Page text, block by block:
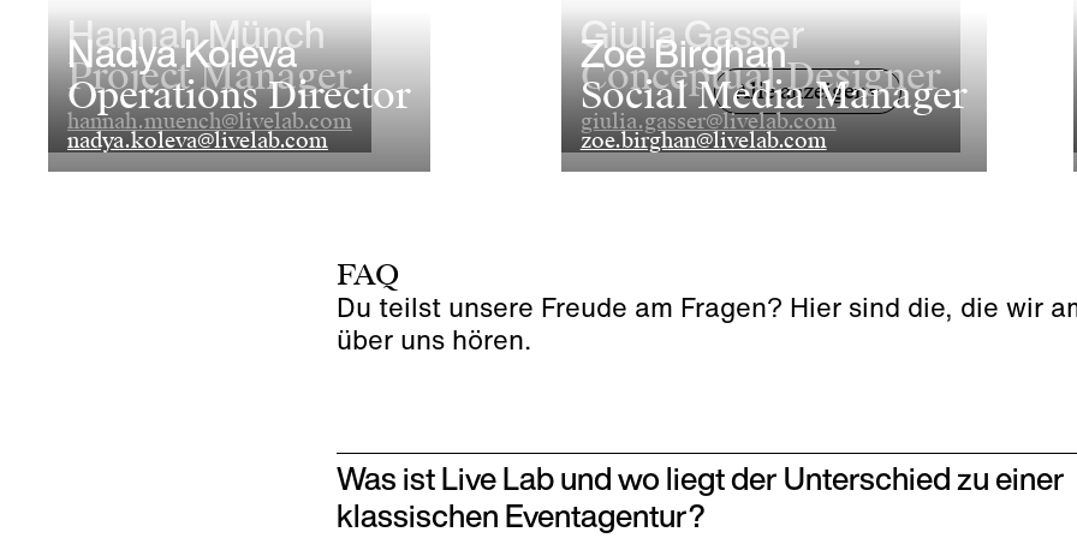
Hannah Münch
Project Manager
hannah.muench@livelab.com
Giulia Gasser
Conceptual Designer
giulia.gasser@livelab.com
Nadya Koleva
Operations Director
nadya.koleva@livelab.com
Zoe Birghan
Social Media Manager
zoe.birghan@livelab.com
Alle anzeigen
FAQ
Du teilst unsere Freude am Fragen? Hier sind die, die wir
über uns hören.
Was ist Live Lab und wo liegt der Unterschied zu einer
klassischen Eventagentur?